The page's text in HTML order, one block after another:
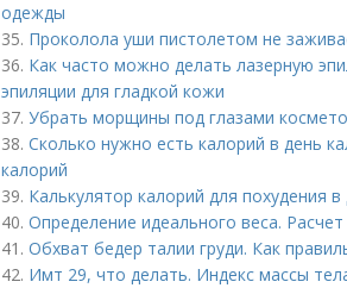
одежды
35. Проколола уши пистолетом не
36. Как часто можно делать лазерную
эпиляции для гладкой кожи
37. Убрать морщины под глазами
38. Сколько нужно есть калорий в день
калорий
39. Калькулятор калорий для похудения
40. Определение идеального веса.
41. Обхват бедер талии груди. Как
42. Имт 29, что делать. Индекс массы